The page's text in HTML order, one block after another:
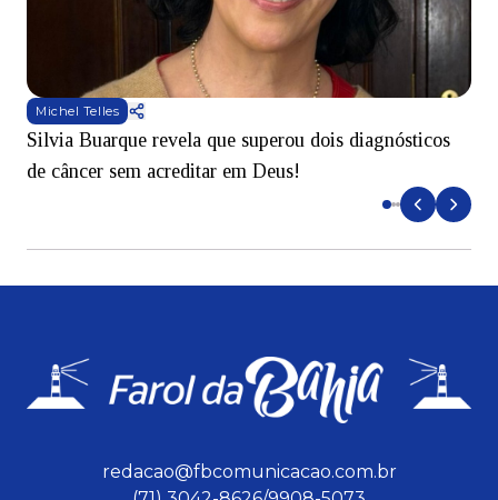
Michel Telles
Silvia Buarque revela que superou dois diagnósticos
de câncer sem acreditar em Deus!
redacao@fbcomunicacao.com.br